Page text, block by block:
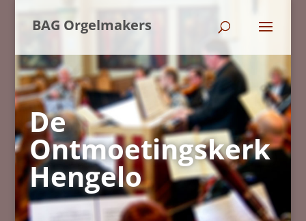
BAG Orgelmakers
De
Ontmoetingskerk
Hengelo